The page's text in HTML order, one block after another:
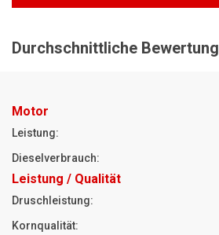
Durchschnittliche Bewertung
Motor
Leistung:
Dieselverbrauch:
Leistung / Qualität
Druschleistung:
Kornqualität: